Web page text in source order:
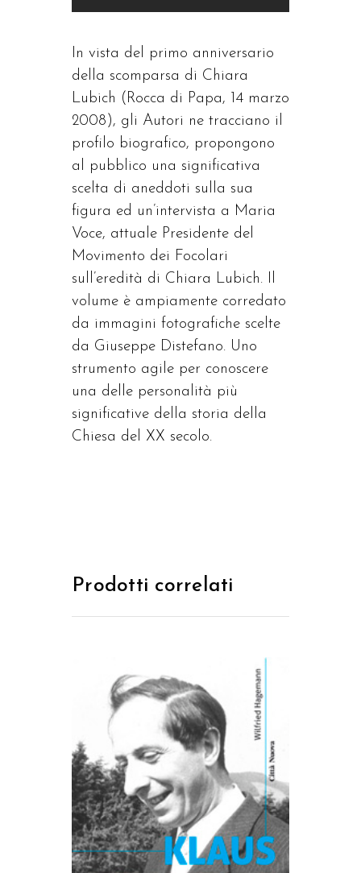
In vista del primo anniversario
della scomparsa di Chiara
Lubich (Rocca di Papa, 14 marzo
2008), gli Autori ne tracciano il
profilo biografico, propongono
al pubblico una significativa
scelta di aneddoti sulla sua
figura ed un’intervista a Maria
Voce, attuale Presidente del
Movimento dei Focolari
sull’eredità di Chiara Lubich. Il
volume è ampiamente corredato
da immagini fotografiche scelte
da Giuseppe Distefano. Uno
strumento agile per conoscere
una delle personalità più
significative della storia della
Chiesa del XX secolo.
Prodotti correlati
AGGIUNGI AL CARRELLO